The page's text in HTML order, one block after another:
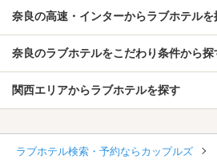
奈良の高速・インターからラブホテルを
奈良のラブホテルをこだわり条件から探
関西エリアからラブホテルを探す
ラブホテル検索・予約ならカップルズ